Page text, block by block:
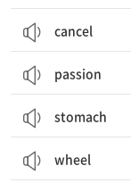
cancel
passion
stomach
wheel